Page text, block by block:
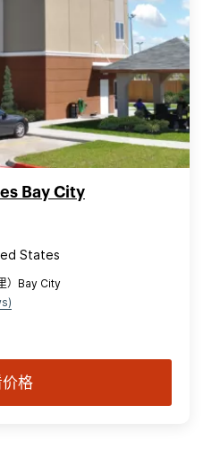
Bay City
States
）Bay City
格